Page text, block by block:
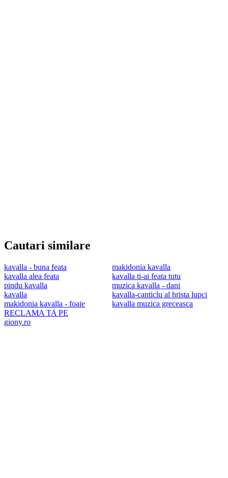
Cautari similare
kavalla - buna feata
makidonia kavalla
kavalla alea feata
kavalla ti-ai feata tutu
pindu kavalla
muzica kavalla - dani
kavalla
kavalla-canticlu al hrista lupci
makidonia kavalla - foaie
kavalla muzica greceasca
RECLAMA TA PE
giony.ro